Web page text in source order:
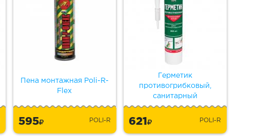
Пена монтажная Poli-R-
Flex
595 POLI-R
Герметик
противогрибковый,
санитарный
621 POLI-R